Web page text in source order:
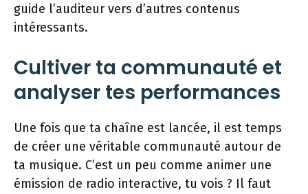
guide l’auditeur vers d’autres contenus
intéressants.
Cultiver ta communauté et
analyser tes performances
Une fois que ta chaîne est lancée, il est temps
de créer une véritable communauté autour de
ta musique. C’est un peu comme animer une
émission de radio interactive, tu vois ? Il faut